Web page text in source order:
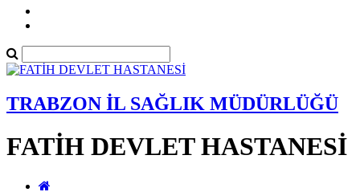
TRABZON İL SAĞLIK MÜDÜRLÜĞÜ
FATİH DEVLET HASTANESİ